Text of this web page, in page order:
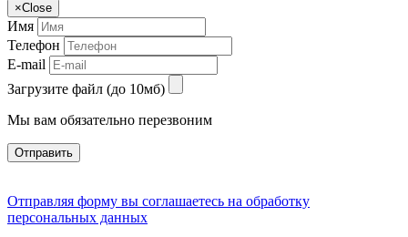
×Close
Имя
Телефон
E-mail
Загрузите файл (до 10мб)
Мы вам обязательно перезвоним
Отправить
Отправляя форму вы соглашаетесь на обработку
персональных данных